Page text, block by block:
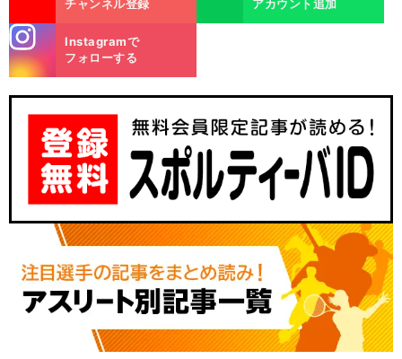
チャンネル登録
アカウント追加
m
Instagramで
フォローする